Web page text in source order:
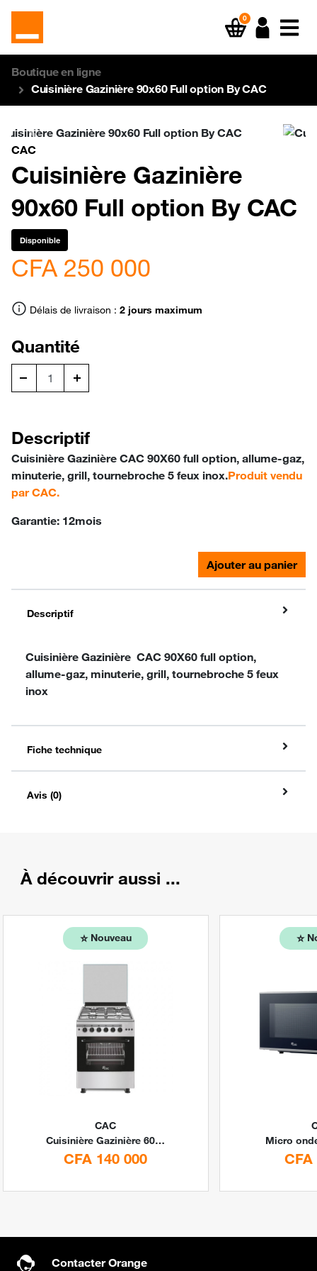
0
Boutique en ligne
Cuisinière Gazinière 90x60 Full option By CAC
Previous Next
CAC
Cuisinière Gazinière
90x60 Full option By CAC
Disponible
CFA 250 000
Délais de livraison : 2 jours maximum
Quantité
Descriptif
Cuisinière Gazinière CAC 90X60 full option, allume-gaz,
minuterie, grill, tournebroche 5 feux inox.Produit vendu
par CAC.
Garantie: 12mois
Ajouter au panier
Descriptif
Cuisinière Gazinière CAC 90X60 full option,
allume-gaz, minuterie, grill, tournebroche 5 feux
inox
Fiche technique
Avis (0)
À découvrir aussi ...
⭐️ Nouveau
CAC
Cuisinière Gazinière 60x60 Full option By CAC
CFA 140 000
⭐️
Micro
CFA
Contacter Orange